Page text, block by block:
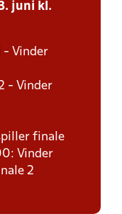
juni kl.
- Vinder
- Vinder
finale
Vinder
2